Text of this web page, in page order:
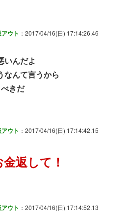
ウト ：2017/04/16(日) 17:14:26.46
いんだよ
なんて言うから
きだ
ウト ：2017/04/16(日) 17:14:42.15
返して！
ウト ：2017/04/16(日) 17:14:52.13